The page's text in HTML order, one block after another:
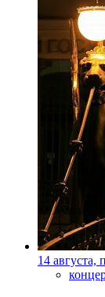
14 августа,